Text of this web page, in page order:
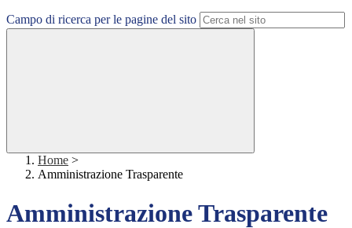
Campo di ricerca per le pagine del sito
Home >
Amministrazione Trasparente
Amministrazione Trasparente